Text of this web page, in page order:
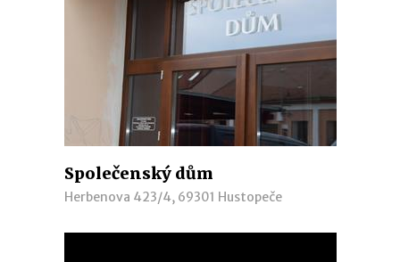
Společenský dům
Herbenova 423/4, 69301 Hustopeče